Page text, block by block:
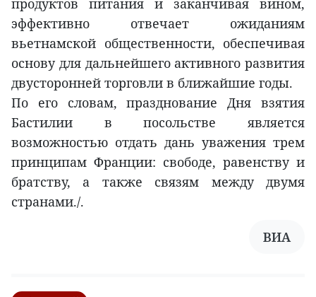
эффективно отвечает ожиданиям
вьетнамской общественности, обеспечивая
основу для дальнейшего активного развития
двусторонней торговли в ближайшие годы.
По его словам, празднование Дня взятия
Бастилии в посольстве является
возможностью отдать дань уважения трем
принципам Франции: свободе, равенству и
братству, а также связям между двумя
странами./.
ВИА